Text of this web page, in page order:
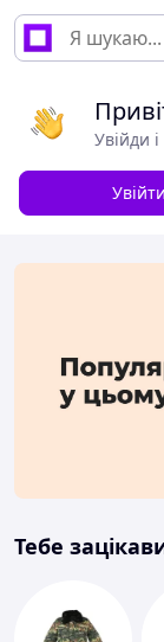
Увійди
Увійти
Тебе